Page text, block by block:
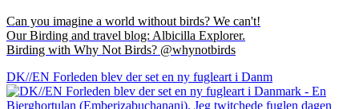
Can you imagine a world without birds? We can't!
Our Birding and travel blog: Albicilla Explorer.
Birding with Why Not Birds? @whynotbirds
DK//EN Forleden blev der set en ny fugleart i Danm